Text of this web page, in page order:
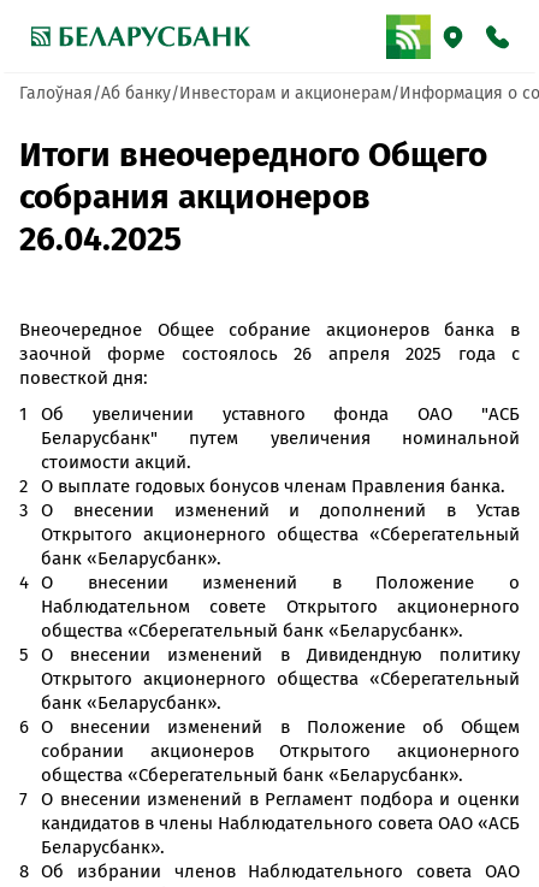
Галоўная Аб банку Инвесторам и акционерам Информация о
Итоги внеочередного Общего
собрания акционеров
26.04.2025
Внеочередное Общее собрание акционеров банка в
заочной форме состоялось 26 апреля 2025 года с
повесткой дня:
Об увеличении уставного фонда ОАО "АСБ
Беларусбанк" путем увеличения номинальной
стоимости акций.
О выплате годовых бонусов членам Правления банка.
О внесении изменений и дополнений в Устав
Открытого акционерного общества «Сберегательный
банк «Беларусбанк».
О внесении изменений в Положение о
Наблюдательном совете Открытого акционерного
общества «Сберегательный банк «Беларусбанк».
О внесении изменений в Дивидендную политику
Открытого акционерного общества «Сберегательный
банк «Беларусбанк».
О внесении изменений в Положение об Общем
собрании акционеров Открытого акционерного
общества «Сберегательный банк «Беларусбанк».
О внесении изменений в Регламент подбора и оценки
кандидатов в члены Наблюдательного совета ОАО «АСБ
Беларусбанк».
Об избрании членов Наблюдательного совета ОАО